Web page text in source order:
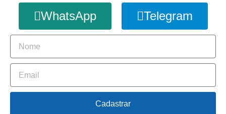
WhatsApp Telegram
Cadastrar